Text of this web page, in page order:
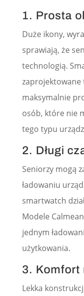
1. Prosta
Duże ikony,
sprawiają, że
technologią.
zaprojektowane
maksymalnie
osób, które nie
tego typu
2. Długi
Seniorzy mogą
ładowaniu
smartwatch
Modele
jednym
użytkowania.
3. Komfort
Lekka